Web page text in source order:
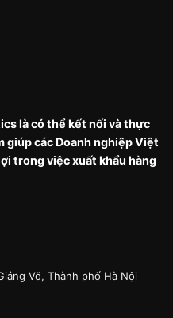
là có thể kết nối và thực
giúp các Doanh nghiệp Việt
trong việc xuất khẩu hàng
Võ, Thành phố Hà Nội